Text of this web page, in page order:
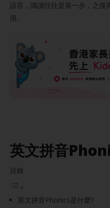
語言，識讀往往是第一步，之
用。
英文拼音
目錄
英文拼音Phonics是什麼?